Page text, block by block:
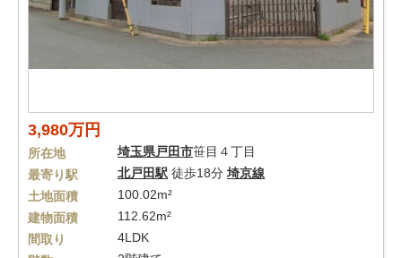
3,980万円
所在地 埼玉県戸田市笹目４丁目
最寄り駅
北戸田駅 徒歩18分 埼京線
土地面積
100.02m²
建物面積
112.62m²
間取り
4LDK